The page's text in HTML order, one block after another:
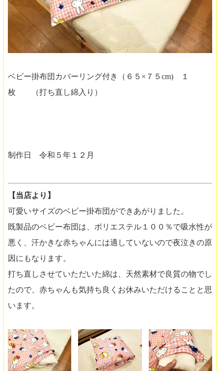
ベビー掛布団カバーリング付き（６５×７５cm) １
枚 （打ち直し綿入り）
制作日 令和５年１２月
【当店より】
可愛いサイズのベビー掛布団ができあがりました。
既製品のベビー布団は、ポリエステル１００％で吸水性が
悪く、汗かきな赤ちゃんには適していないので夜泣きの原
因にもなります。
打ち直しさせていただいた綿は、天然素材で良質の物でし
たので、赤ちゃんも気持ち良くお休みいただけることと思
います。